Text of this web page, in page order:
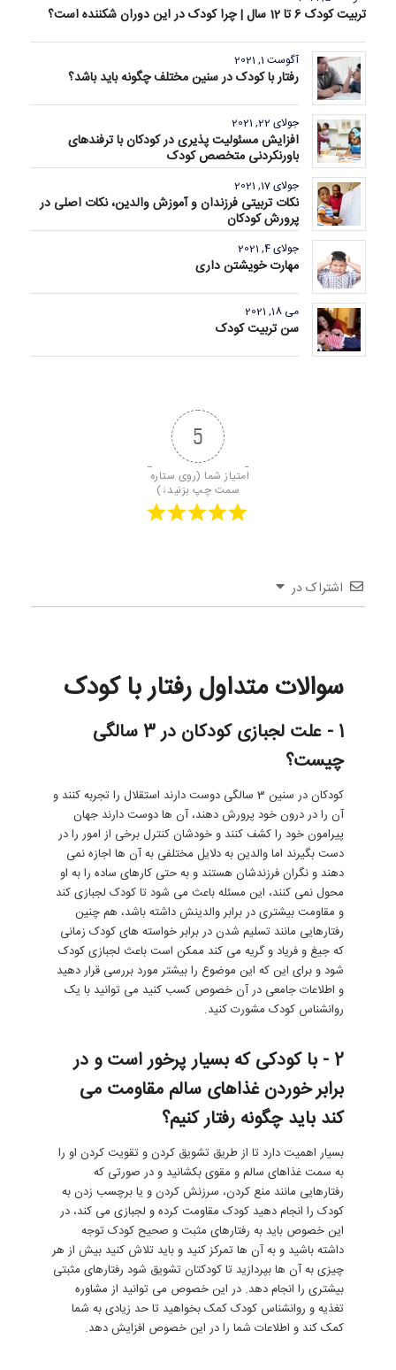
تربیت کودک 6 تا 12 سال | چرا کودک در این دوران شکننده است؟
آگوست 1, 2021
رفتار با کودک در سنین مختلف چگونه باید باشد؟
جولای 22, 2021
افزایش مسئولیت پذیری در کودکان با ترفندهای
باورنکردنی متخصص کودک
جولای 17, 2021
نکات تربیتی فرزندان و آموزش والدین، نکات اصلی در
پرورش کودکان
جولای 4, 2021
مهارت خویشتن داری
می 18, 2021
سن تربیت کودک
5
امتیاز شما (روی ستاره
سمت چپ بزنید↓)
اشتراک در
سوالات متداول رفتار با کودک
1 - علت لجبازی کودکان در 3 سالگی
چیست؟
کودکان در سنین 3 سالگی دوست دارند استقلال را تجربه کنند و
آن را در درون خود پرورش دهند، آن ها دوست دارند جهان
پیرامون خود را کشف کنند و خودشان کنترل برخی از امور را در
دست بگیرند اما والدین به دلایل مختلفی به آن ها اجازه نمی
دهند و نگران فرزندشان هستند و به حتی کارهای ساده را به او
محول نمی کنند، این مسئله باعث می شود تا کودک لجبازی کند
و مقاومت بیشتری در برابر والدینش داشته باشد، هم چنین
رفتارهایی مانند تسلیم شدن در برابر خواسته های کودک زمانی
که جیغ و فریاد و گریه می کند ممکن است باعث لجبازی کودک
شود و برای این که این موضوع را بیشتر مورد بررسی قرار دهید
و اطلاعات جامعی در آن خصوص کسب کنید می توانید با یک
روانشناس کودک مشورت کنید.
2 - با کودکی که بسیار پرخور است و در
برابر خوردن غذاهای سالم مقاومت می
کند باید چگونه رفتار کنیم؟
بسیار اهمیت دارد تا از طریق تشویق کردن و تقویت کردن او را
به سمت غذاهای سالم و مقوی بکشانید و در صورتی که
رفتارهایی مانند منع کردن، سرزنش کردن و یا برچسب زدن به
کودک را انجام دهید کودک مقاومت کرده و لجبازی می کند، در
این خصوص باید به رفتارهای مثبت و صحیح کودک توجه
داشته باشید و به آن ها تمرکز کنید و باید تلاش کنید بیش از هر
چیزی به آن ها بپردازید تا کودکتان تشویق شود رفتارهای مثبتی
بیشتری را انجام دهد. در این خصوص می توانید از مشاوره
تغذیه و روانشناس کودک کمک بخواهید تا حد زیادی به شما
کمک کند و اطلاعات شما را در این خصوص افزایش دهد.